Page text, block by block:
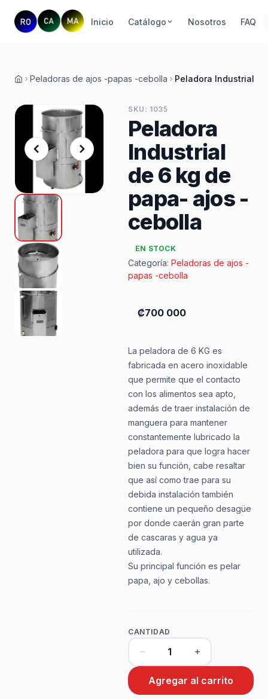
Inicio Catálogo Nosotros FAQ
Inicio
Peladoras de ajos -papas -cebolla Peladora Industrial
SKU: 1035
Peladora
Industrial
de 6 kg de
papa- ajos -
cebolla
EN STOCK
Categoría: Peladoras de ajos -
papas -cebolla
₡700 000
La peladora de 6 KG es
fabricada en acero inoxidable
que permite que el contacto
con los alimentos sea apto,
además de traer instalación de
manguera para mantener
constantemente lubricado la
peladora para que logra hacer
bien su función, cabe resaltar
que así como trae para su
debida instalación también
contiene un pequeño desagüe
por donde caerán gran parte
de cascaras y agua ya
utilizada.
Su principal función es pelar
papa, ajo y cebollas.
CANTIDAD
Agregar al carrito